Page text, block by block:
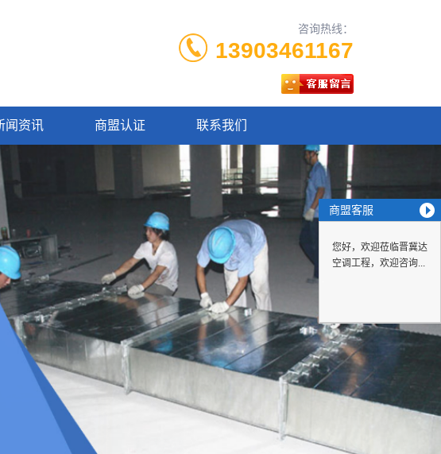
咨询热线：
13903461167
闻资讯 商盟认证 联系我们
商盟客服
您好，欢迎莅临晋冀达
空调工程，欢迎咨询...